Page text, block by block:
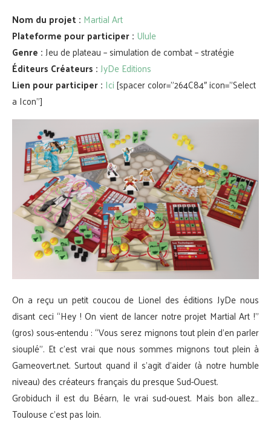
Nom du projet : Martial Art
Plateforme pour participer : Ulule
Genre :Jeu de plateau – simulation de combat – stratégie
Éditeurs Créateurs :JyDe Editions
Lien pour participer : Ici[spacer color=”264C84″ icon=”Select
a Icon”]
On a reçu un petit coucou de Lionel des éditions JyDe nous
disant ceci “Hey ! On vient de lancer notre projet Martial Art !”
(gros) sous-entendu : “Vous serez mignons tout plein d’en parler
siouplé”. Et c’est vrai que nous sommes mignons tout plein à
Gameovert.net. Surtout quand il s’agit d’aider (à notre humble
niveau) des créateurs français du presque Sud-Ouest.
Grobiduch il est du Béarn, le vrai sud-ouest. Mais bon allez…
Toulouse c’est pas loin.